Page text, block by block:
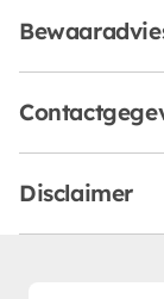
Disclaimer